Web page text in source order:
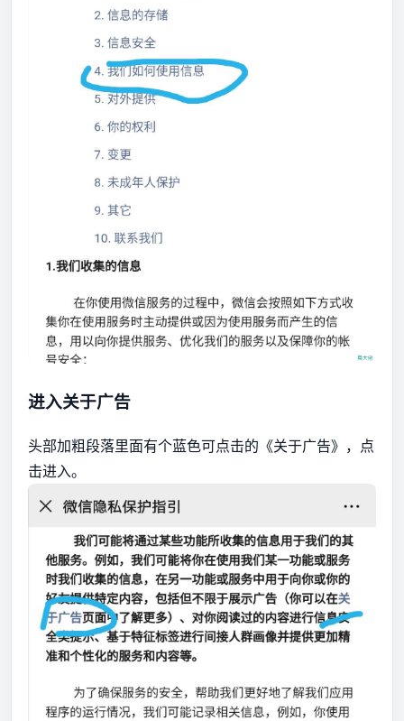
进入关于广告
头部加粗段落里面有个蓝色可点击的《关于广告》，点
击进入。